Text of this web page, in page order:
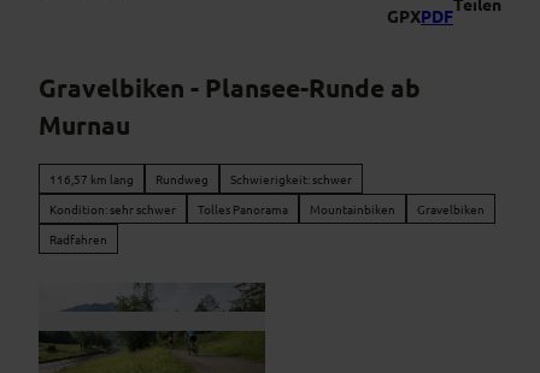
GPXPDF
Gravelbiken - Plansee-Runde ab
Murnau
116,57 km lang Rundweg
Schwierigkeit: schwer
Kondition: sehr schwer
Tolles Panorama Mountainbiken
Gravelbiken
Radfahren